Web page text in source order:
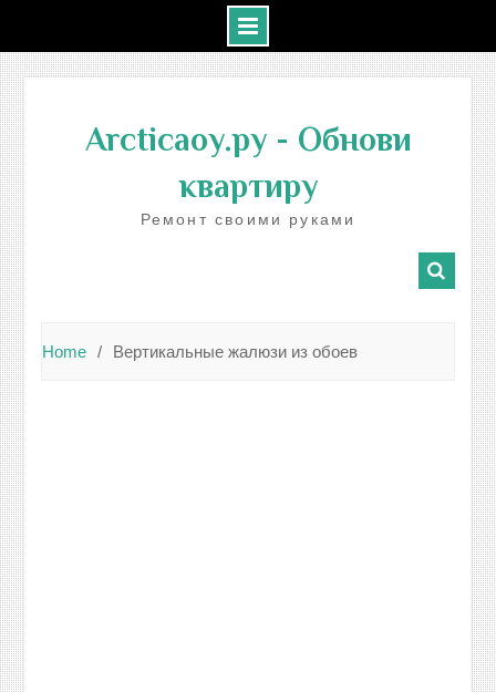
contentArcticaoy.ру- Обнови
квартиру
Ремонт своими руками
Home Вертикальные жалюзи из обоев